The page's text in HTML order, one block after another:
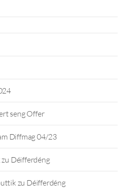
seng Offer
Diffmag 04/23
Déifferdéng
zu Déifferdéng